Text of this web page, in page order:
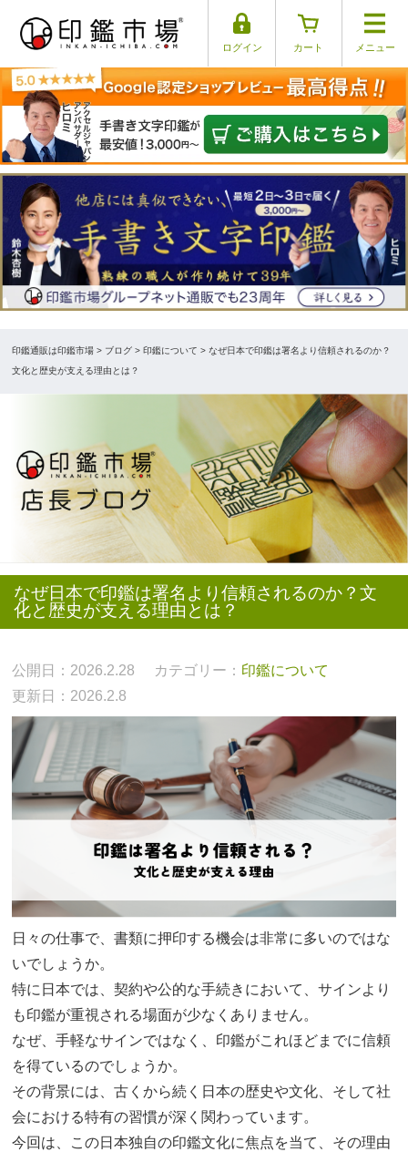
ログイン カート メニュー
印鑑通販は印鑑市場 > ブログ > 印鑑について > なぜ日本で印鑑は署名より信頼されるのか？
文化と歴史が支える理由とは？
なぜ日本で印鑑は署名より信頼されるのか？文
化と歴史が支える理由とは？
公開日：2026.2.28 カテゴリー： 印鑑について
更新日：2026.2.8
日々の仕事で、書類に押印する機会は非常に多いのではな
いでしょうか。
特に日本では、契約や公的な手続きにおいて、サインより
も印鑑が重視される場面が少なくありません。
なぜ、手軽なサインではなく、印鑑がこれほどまでに信頼
を得ているのでしょうか。
その背景には、古くから続く日本の歴史や文化、そして社
会における特有の習慣が深く関わっています。
今回は、この日本独自の印鑑文化に焦点を当て、その理由